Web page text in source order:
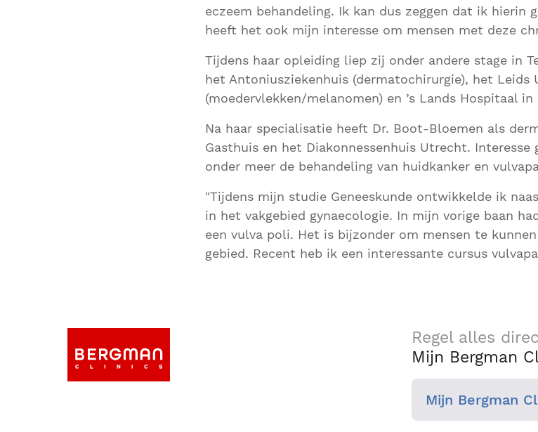
eczeem behandeling. Ik kan dus zeggen dat ik hierin
heeft het ook mijn interesse om mensen met deze
Tijdens haar opleiding liep zij onder andere stage in
het Antoniusziekenhuis (dermatochirurgie), het Leids
(moedervlekken/melanomen) en ’s Lands Hospitaal
Na haar specialisatie heeft Dr. Boot-Bloemen als
Gasthuis en het Diakonnessenhuis Utrecht. Interesse
onder meer de behandeling van huidkanker en
"Tijdens mijn studie Geneeskunde ontwikkelde ik
in het vakgebied gynaecologie. In mijn vorige baan
een vulva poli. Het is bijzonder om mensen te
gebied. Recent heb ik een interessante cursus
Regel alles
Mijn Bergman
Mijn Bergman